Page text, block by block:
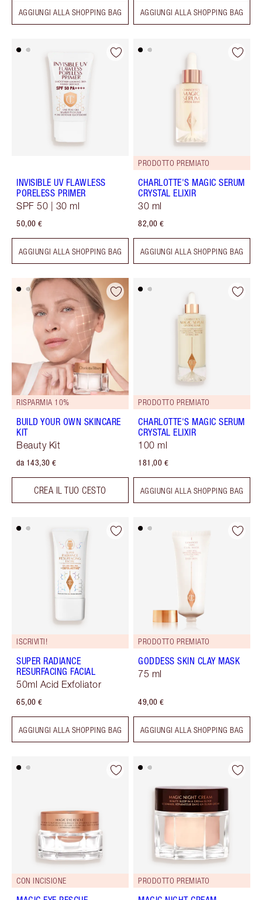
AGGIUNGI ALLA SHOPPING BAG AGGIUNGI ALLA SHOPPING BAG
INVISIBLE UV FLAWLESS
PORELESS PRIMER
SPF 50 | 30 ml
50,00 €
AGGIUNGI ALLA SHOPPING BAG
PRODOTTO PREMIATO
CHARLOTTE'S MAGIC SERUM
CRYSTAL ELIXIR
30 ml
82,00 €
AGGIUNGI ALLA SHOPPING BAG
RISPARMIA 10%
BUILD YOUR OWN SKINCARE
KIT
Beauty Kit
da 143,30 €
CREA IL TUO CESTO
PRODOTTO PREMIATO
CHARLOTTE'S MAGIC SERUM
CRYSTAL ELIXIR
100 ml
181,00 €
AGGIUNGI ALLA SHOPPING BAG
ISCRIVITI!
SUPER RADIANCE
RESURFACING FACIAL
50ml Acid Exfoliator
65,00 €
AGGIUNGI ALLA SHOPPING BAG
PRODOTTO PREMIATO
GODDESS SKIN CLAY MASK
75 ml
49,00 €
AGGIUNGI ALLA SHOPPING BAG
CON INCISIONE PRODOTTO PREMIATO